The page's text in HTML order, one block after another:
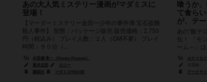
あの大人気ミステリー漫画がマダミスに
登場！
【マーダーミステリー金田一少年の事件簿 宝石盗難
殺人事件】 形態：パッケージ販売 販売価格：2,750
円（税込み） プレイ人数：２人（GM不要） プレイ
時間：９０分（...
木皿儀 隼一（Hayato Kisaragi）
蒼井圭那
ヨジー
マダミスHOUSE
喰うか
て食ら
が、テ
あの“飯テ
化！ 『モ
ーム～』
ンスターメ
カナイセ
アークラ